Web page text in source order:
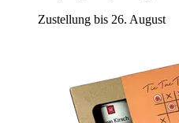
Zustellung bis 26. August